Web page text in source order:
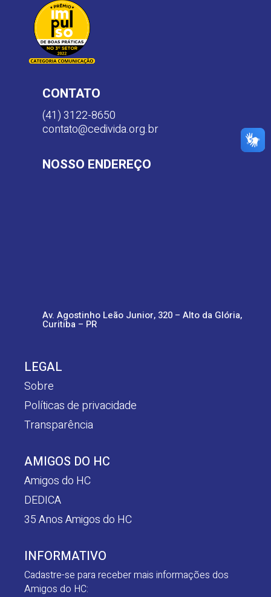
CONTATO
(41) 3122-8650
contato@cedivida.org.br
NOSSO ENDEREÇO
Av. Agostinho Leão Junior, 320 – Alto da Glória,
Curitiba – PR
LEGAL
Sobre
Políticas de privacidade
Transparência
AMIGOS DO HC
Amigos do HC
DEDICA
35 Anos Amigos do HC
INFORMATIVO
Cadastre-se para receber mais informações dos
Amigos do HC: